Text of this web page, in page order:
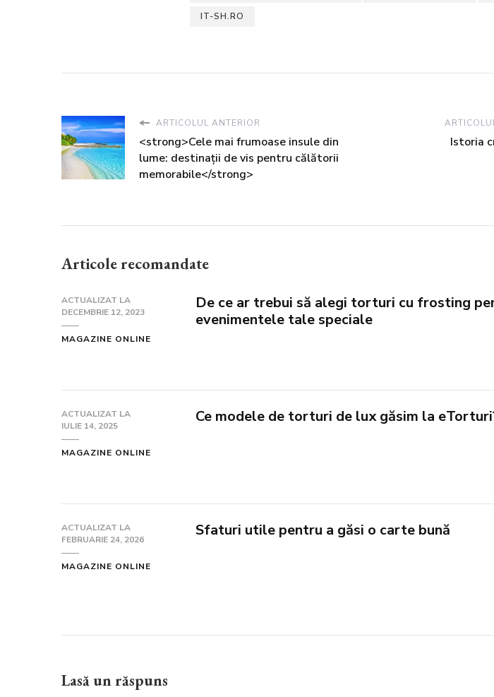
IT-SH.RO
ARTICOLUL ANTERIOR
<strong>Cele mai frumoase insule din
lume: destinații de vis pentru călătorii
memorabile</strong>
Istoria
Articole recomandate
ACTUALIZAT LA
DECEMBRIE 12, 2023
MAGAZINE ONLINE
De ce ar trebui să alegi torturi cu frosting
evenimentele tale speciale
ACTUALIZAT LA
IULIE 14, 2025
MAGAZINE ONLINE
Ce modele de torturi de lux găsim la
ACTUALIZAT LA
FEBRUARIE 24, 2026
MAGAZINE ONLINE
Sfaturi utile pentru a găsi o carte bună
Lasă un răspuns